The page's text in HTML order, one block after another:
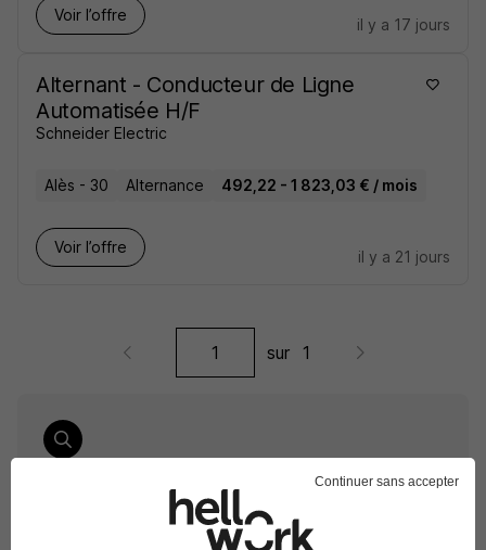
Voir l’offre
il y a 17 jours
Alternant - Conducteur de Ligne
Automatisée H/F
Schneider Electric
Alès - 30 Alternance 492,22 - 1 823,03 € / mois
Voir l’offre
il y a 21 jours
sur 1
chez Schneider Electric
Entreprise Schneider Electric
Continuer sans accepter